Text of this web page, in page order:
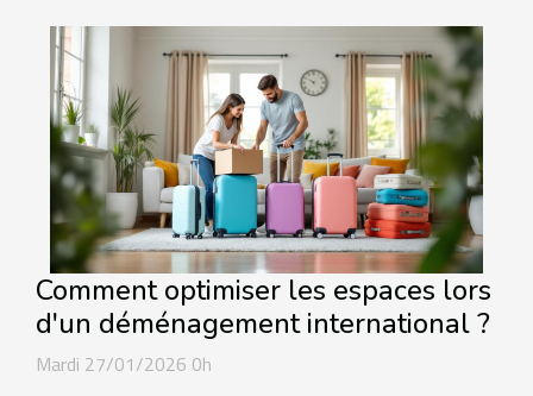
Comment optimiser les espaces lors
d'un déménagement international ?
Mardi 27/01/2026 0h